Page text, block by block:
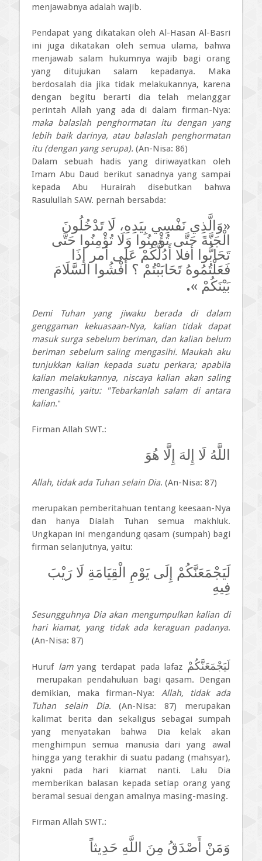
menjawabnya adalah wajib.
Pendapat yang dikatakan oleh Al-Hasan Al-Basri
ini juga dikatakan oleh semua ulama, bahwa
menjawab salam hukumnya wajib bagi orang
yang ditujukan salam kepadanya. Maka
berdosalah dia jika tidak melakukannya, karena
dengan begitu berarti dia telah melanggar
perintah Allah yang ada di dalam firman-Nya:
maka balaslah penghormatan itu dengan yang
lebih baik darinya, atau balaslah penghormatan
itu (dengan yang serupa). (An-Nisa: 86)
Dalam sebuah hadis yang diriwayatkan oleh
Imam Abu Daud berikut sanadnya yang sampai
kepada Abu Hurairah disebutkan bahwa
Rasulullah SAW. pernah bersabda:
«وَالَّذِي نَفْسِي بِيَدِهِ، لَا تَدْخُلُونَ
الْجَنَّةَ حَتَّى تُؤْمِنُوا وَلَا تُؤْمِنُوا حَتَّى
تَحَابُّوا أفلا أَدُلُّكُمْ عَلَى أمر إِذَا
فَعَلْتُمُوهُ تَحَابَبْتُمْ ؟ أَفْشُوا السَّلَامَ
بَيْنَكُمْ ».
Demi Tuhan yang jiwaku berada di dalam
genggaman kekuasaan-Nya, kalian tidak dapat
masuk surga sebelum beriman, dan kalian belum
beriman sebelum saling mengasihi. Maukah aku
tunjukkan kalian kepada suatu perkara; apabila
kalian melakukannya, niscaya kalian akan saling
mengasihi, yaitu: "Tebarkanlah salam di antara
kalian."
Firman Allah SWT.:
اللَّهُ لَا إِلهَ إِلَّا هُوَ
Allah, tidak ada Tuhan selain Dia. (An-Nisa: 87)
merupakan pemberitahuan tentang keesaan-Nya
dan hanya Dialah Tuhan semua makhluk.
Ungkapan ini mengandung qasam (sumpah) bagi
firman selanjutnya, yaitu:
لَيَجْمَعَنَّكُمْ إِلَى يَوْمِ الْقِيَامَةِ لَا رَيْبَ
فِيهِ
Sesungguhnya Dia akan mengumpulkan kalian di
hari kiamat, yang tidak ada keraguan padanya.
(An-Nisa: 87)
Huruf lamyang terdapat pada lafaz لَيَجْمَعَنَّكُمْ
merupakan pendahuluan bagi qasam. Dengan
demikian, maka firman-Nya: Allah, tidak ada
Tuhan selain Dia. (An-Nisa: 87) merupakan
kalimat berita dan sekaligus sebagai sumpah
yang menyatakan bahwa Dia kelak akan
menghimpun semua manusia dari yang awal
hingga yang terakhir di suatu padang (mahsyar),
yakni pada hari kiamat nanti. Lalu Dia
memberikan balasan kepada setiap orang yang
beramal sesuai dengan amalnya masing-masing.
Firman Allah SWT.:
وَمَنْ أَصْدَقُ مِنَ اللَّهِ حَدِيثاً